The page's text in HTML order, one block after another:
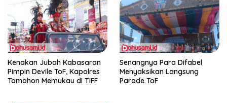
Kenakan Jubah Kabasaran
Pimpin Devile ToF, Kapolres
Tomohon Memukau di TIFF
Senangnya Para Difabel
Menyaksikan Langsung
Parade ToF